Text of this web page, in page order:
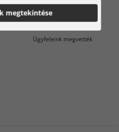
5
Ügyfeleink megvették
megtekintése